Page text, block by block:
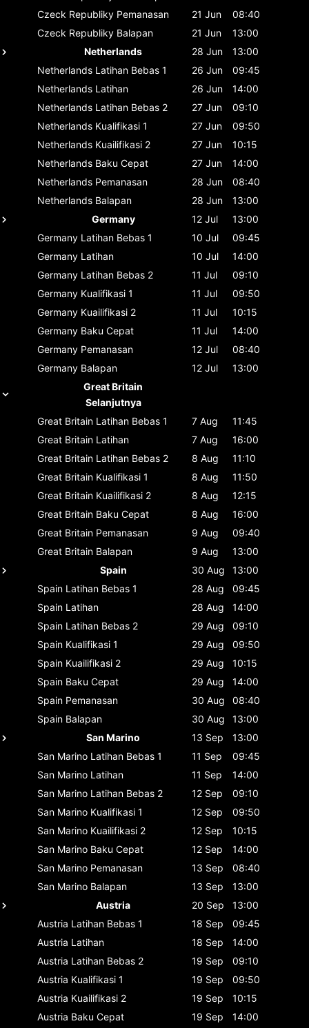
Czeck Republiky Pemanasan 21 Jun
08:40
Czeck Republiky Balapan 21 Jun
13:00
Netherlands
28 Jun
13:00
Netherlands Latihan Bebas 1 26 Jun
09:45
Netherlands Latihan 26 Jun
14:00
Netherlands Latihan Bebas 2 27 Jun
09:10
Netherlands Kualifikasi 1 27 Jun
09:50
Netherlands Kuailifikasi 2 27 Jun
10:15
Netherlands Baku Cepat 27 Jun
14:00
Netherlands Pemanasan 28 Jun
08:40
Netherlands Balapan 28 Jun
13:00
Germany
12 Jul
13:00
Germany Latihan Bebas 1 10 Jul
09:45
Germany Latihan 10 Jul
14:00
Germany Latihan Bebas 2 11 Jul
09:10
Germany Kualifikasi 1 11 Jul
09:50
Germany Kuailifikasi 2 11 Jul
10:15
Germany Baku Cepat 11 Jul
14:00
Germany Pemanasan 12 Jul
08:40
Germany Balapan 12 Jul
13:00
Great Britain
Selanjutnya
Great Britain Latihan Bebas 1 7 Aug
11:45
Great Britain Latihan 7 Aug
16:00
Great Britain Latihan Bebas 2 8 Aug
11:10
Great Britain Kualifikasi 1 8 Aug
11:50
Great Britain Kuailifikasi 2 8 Aug
12:15
Great Britain Baku Cepat 8 Aug
16:00
Great Britain Pemanasan 9 Aug
09:40
Great Britain Balapan 9 Aug
13:00
Spain
30 Aug
13:00
Spain Latihan Bebas 1 28 Aug
09:45
Spain Latihan 28 Aug
14:00
Spain Latihan Bebas 2 29 Aug
09:10
Spain Kualifikasi 1 29 Aug
09:50
Spain Kuailifikasi 2 29 Aug
10:15
Spain Baku Cepat 29 Aug
14:00
Spain Pemanasan 30 Aug
08:40
Spain Balapan 30 Aug
13:00
San Marino
13 Sep
13:00
San Marino Latihan Bebas 1 11 Sep
09:45
San Marino Latihan 11 Sep
14:00
San Marino Latihan Bebas 2 12 Sep
09:10
San Marino Kualifikasi 1 12 Sep
09:50
San Marino Kuailifikasi 2 12 Sep
10:15
San Marino Baku Cepat 12 Sep
14:00
San Marino Pemanasan 13 Sep
08:40
San Marino Balapan 13 Sep
13:00
Austria
20 Sep
13:00
Austria Latihan Bebas 1 18 Sep
09:45
Austria Latihan 18 Sep
14:00
Austria Latihan Bebas 2 19 Sep
09:10
Austria Kualifikasi 1 19 Sep
09:50
Austria Kuailifikasi 2 19 Sep
10:15
Austria Baku Cepat 19 Sep
14:00